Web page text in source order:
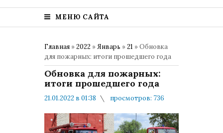
МЕНЮ САЙТА
Главная »2022 »Январь »21 » Обновка
для пожарных: итоги прошедшего года
Обновка для пожарных:
итоги прошедшего года
21.01.2022 в 01:38
просмотров: 736
В стране и в Мире